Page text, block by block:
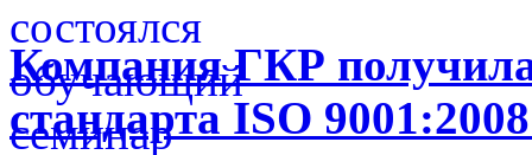
Компания ГКР
стандарта ISO